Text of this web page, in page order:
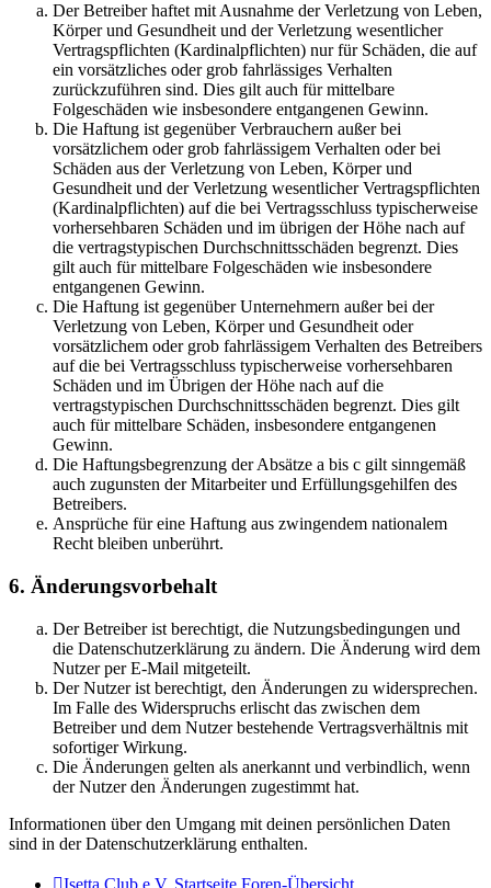
Der Betreiber haftet mit Ausnahme der Verletzung von Leben,
Körper und Gesundheit und der Verletzung wesentlicher
Vertragspflichten (Kardinalpflichten) nur für Schäden, die auf
ein vorsätzliches oder grob fahrlässiges Verhalten
zurückzuführen sind. Dies gilt auch für mittelbare
Folgeschäden wie insbesondere entgangenen Gewinn.
Die Haftung ist gegenüber Verbrauchern außer bei
vorsätzlichem oder grob fahrlässigem Verhalten oder bei
Schäden aus der Verletzung von Leben, Körper und
Gesundheit und der Verletzung wesentlicher Vertragspflichten
(Kardinalpflichten) auf die bei Vertragsschluss typischerweise
vorhersehbaren Schäden und im übrigen der Höhe nach auf
die vertragstypischen Durchschnittsschäden begrenzt. Dies
gilt auch für mittelbare Folgeschäden wie insbesondere
entgangenen Gewinn.
Die Haftung ist gegenüber Unternehmern außer bei der
Verletzung von Leben, Körper und Gesundheit oder
vorsätzlichem oder grob fahrlässigem Verhalten des Betreibers
auf die bei Vertragsschluss typischerweise vorhersehbaren
Schäden und im Übrigen der Höhe nach auf die
vertragstypischen Durchschnittsschäden begrenzt. Dies gilt
auch für mittelbare Schäden, insbesondere entgangenen
Gewinn.
Die Haftungsbegrenzung der Absätze a bis c gilt sinngemäß
auch zugunsten der Mitarbeiter und Erfüllungsgehilfen des
Betreibers.
Ansprüche für eine Haftung aus zwingendem nationalem
Recht bleiben unberührt.
6. Änderungsvorbehalt
Der Betreiber ist berechtigt, die Nutzungsbedingungen und
die Datenschutzerklärung zu ändern. Die Änderung wird dem
Nutzer per E-Mail mitgeteilt.
Der Nutzer ist berechtigt, den Änderungen zu widersprechen.
Im Falle des Widerspruchs erlischt das zwischen dem
Betreiber und dem Nutzer bestehende Vertragsverhältnis mit
sofortiger Wirkung.
Die Änderungen gelten als anerkannt und verbindlich, wenn
der Nutzer den Änderungen zugestimmt hat.
Informationen über den Umgang mit deinen persönlichen Daten
sind in der Datenschutzerklärung enthalten.
Isetta Club e.V. Startseite Foren-Übersicht